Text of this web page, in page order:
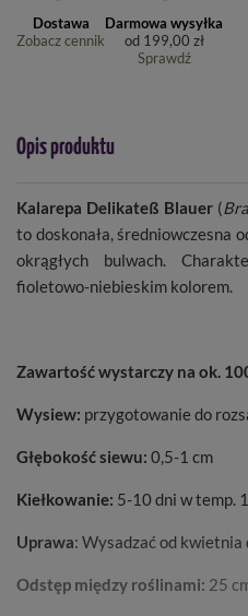
Dostawa
Zobacz cennik
Darmowa wysyłka
od 199,00 zł
Sprawdź
Opis produktu
Kalarepa Delikateß Blauer(
to doskonała, średniowczesna
okrągłych bulwach.
fioletowo-niebieskim kolorem.
Zawartość wystarczy na ok.
Wysiew: przygotowanie do
Głębokość siewu: 0,5-1 cm
Kiełkowanie: 5-10 dni w temp.
Uprawa: Wysadzać od kwietnia
Odstęp między roślinami: 25